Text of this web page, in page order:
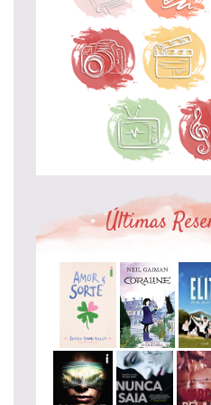
Últimas